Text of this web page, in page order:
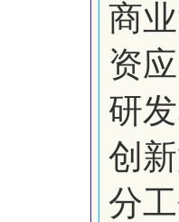
商
资
研
创
分